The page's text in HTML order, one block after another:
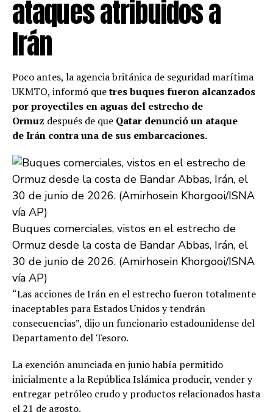
ataques atribuidos a
Irán
Poco antes, la agencia británica de seguridad marítima
UKMTO, informó quetres buques fueron alcanzados
por proyectiles en aguas del estrecho de
Ormuz después de que Qatar denunció un ataque
deIrán contra una de sus embarcaciones.
Buques comerciales, vistos en el estrecho de
Ormuz desde la costa de Bandar Abbas, Irán, el
30 de junio de 2026. (Amirhosein Khorgooi/ISNA
vía AP)
“Las acciones de Irán en el estrecho fueron totalmente
inaceptables para Estados Unidos y tendrán
consecuencias”, dijo un funcionario estadounidense del
Departamento del Tesoro.
La exención anunciada en junio había permitido
inicialmente a la República Islámica producir, vender y
entregar petróleo crudo y productos relacionados hasta
el 21 de agosto.